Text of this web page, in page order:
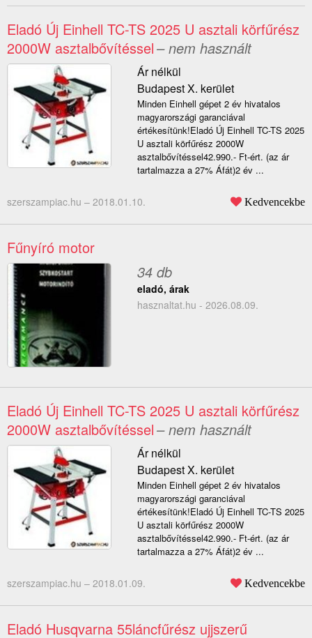
Eladó Új Einhell TC-TS 2025 U asztali körfűrész
2000W asztalbővítéssel– nem használt
Ár nélkül
Budapest X. kerület
Minden Einhell gépet 2 év hivatalos
magyarországi garanciával
értékesítünk!Eladó Új Einhell TC-TS 2025
U asztali körfűrész 2000W
asztalbővítéssel42.990.- Ft-ért. (az ár
tartalmazza a 27% Áfát)2 év ...
szerszampiac.hu – 2018.01.10. Kedvencekbe
Fűnyíró motor
34 db
eladó, árak
hasznaltat.hu - 2026.08.09.
Eladó Új Einhell TC-TS 2025 U asztali körfűrész
2000W asztalbővítéssel– nem használt
Ár nélkül
Budapest X. kerület
Minden Einhell gépet 2 év hivatalos
magyarországi garanciával
értékesítünk!Eladó Új Einhell TC-TS 2025
U asztali körfűrész 2000W
asztalbővítéssel42.990.- Ft-ért. (az ár
tartalmazza a 27% Áfát)2 év ...
szerszampiac.hu – 2018.01.09. Kedvencekbe
Eladó Husqvarna 55láncfűrész ujjszerű